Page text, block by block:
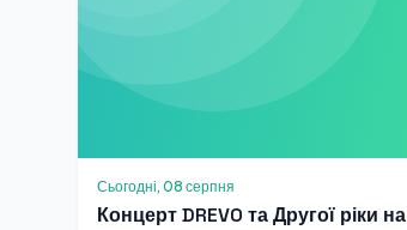
Сьогодні, 08 серпня
Концерт DREVO та Другої ріки на